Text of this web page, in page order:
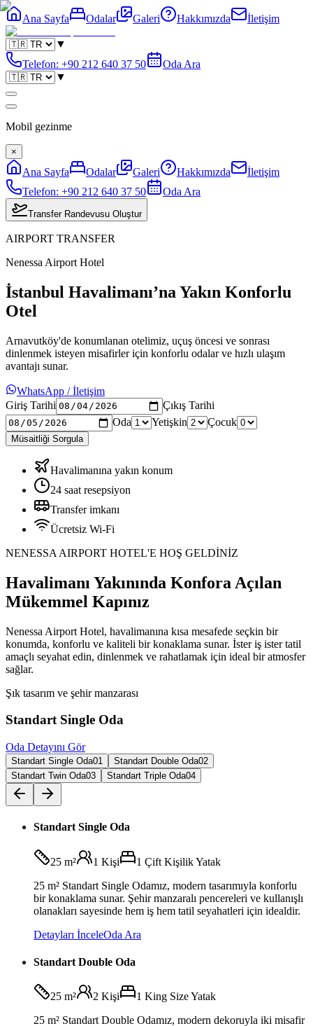
Ana Sayfa Odalar Galeri Hakkımızda İletişim
▼
Telefon: +90 212 640 37 50
Oda Ara
▼
Mobil gezinme
×
Ana Sayfa Odalar Galeri Hakkımızda
İletişim
Telefon: +90 212 640 37 50 Oda Ara
Transfer Randevusu Oluştur
AIRPORT TRANSFER
Nenessa Airport Hotel
İstanbul Havalimanı’na Yakın Konforlu
Otel
Arnavutköy'de konumlanan otelimiz, uçuş öncesi ve sonrası
dinlenmek isteyen misafirler için konforlu odalar ve hızlı ulaşım
avantajı sunar.
WhatsApp / İletişim
Giriş Tarihi
Çıkış Tarihi
Oda
Yetişkin Çocuk
Müsaitliği Sorgula
Havalimanına yakın konum
24 saat resepsiyon
Transfer imkanı
Ücretsiz Wi-Fi
NENESSA AIRPORT HOTEL'E HOŞ GELDİNİZ
Havalimanı Yakınında Konfora Açılan
Mükemmel Kapınız
Nenessa Airport Hotel, havalimanına kısa mesafede seçkin bir
konumda, konforlu ve kaliteli bir konaklama sunar. İster iş ister tatil
amaçlı seyahat edin, dinlenmek ve rahatlamak için ideal bir atmosfer
sağlar.
Şık tasarım ve şehir manzarası
Standart Single Oda
Oda Detayını Gör
Standart Single Oda01 Standart Double Oda02
Standart Twin Oda03 Standart Triple Oda04
Standart Single Oda
25 m² 1 Kişi
1 Çift Kişilik Yatak
25 m² Standart Single Odamız, modern tasarımıyla konforlu
bir konaklama sunar. Şehir manzaralı pencereleri ve kullanışlı
olanakları sayesinde hem iş hem tatil seyahatleri için idealdir.
Detayları İnceleOda Ara
Standart Double Oda
25 m² 2 Kişi
1 King Size Yatak
25 m² Standart Double Odamız, modern dekoruyla iki misafir